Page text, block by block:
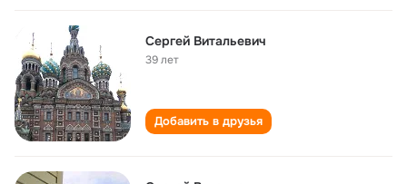
Сергей Витальевич
39 лет
Добавить в друзья